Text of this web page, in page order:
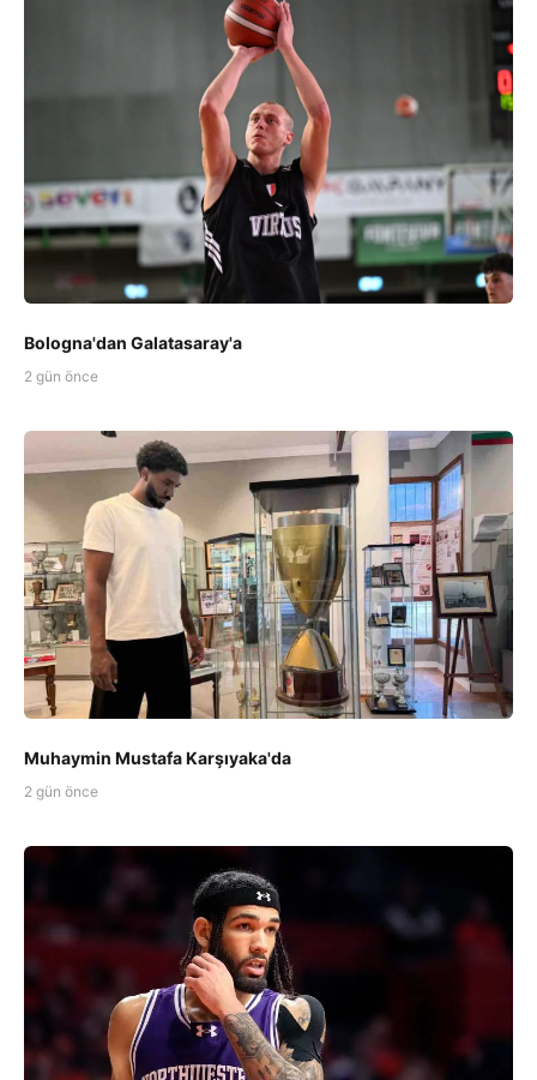
Bologna'dan Galatasaray'a
2 gün önce
Muhaymin Mustafa Karşıyaka'da
2 gün önce